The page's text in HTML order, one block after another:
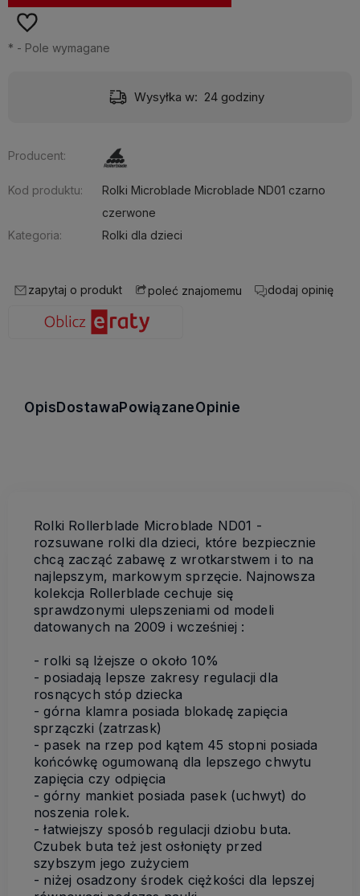
* - Pole wymagane
Wysyłka w: 24 godziny
Producent:
Kod produktu:
Rolki Microblade Microblade ND01 czarno
czerwone
Kategoria:
Rolki dla dzieci
zapytaj o produkt poleć znajomemu dodaj opinię
Opis Dostawa PowiązaneOpinie
Rolki Rollerblade Microblade ND01 -
rozsuwane rolki dla dzieci, które bezpiecznie
chcą zacząć zabawę z wrotkarstwem i to na
najlepszym, markowym sprzęcie. Najnowsza
kolekcja Rollerblade cechuje się
sprawdzonymi ulepszeniami od modeli
datowanych na 2009 i wcześniej :
- rolki są lżejsze o około 10%
- posiadają lepsze zakresy regulacji dla
rosnących stóp dziecka
- górna klamra posiada blokadę zapięcia
sprzączki (zatrzask)
- pasek na rzep pod kątem 45 stopni posiada
końcówkę ogumowaną dla lepszego chwytu
zapięcia czy odpięcia
- górny mankiet posiada pasek (uchwyt) do
noszenia rolek.
- łatwiejszy sposób regulacji dziobu buta.
Czubek buta też jest osłonięty przed
szybszym jego zużyciem
- niżej osadzony środek ciężkości dla lepszej